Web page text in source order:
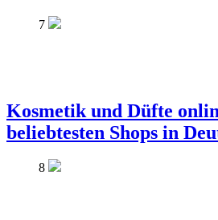
7
Kosmetik und Düfte
beliebtesten Shops in
8